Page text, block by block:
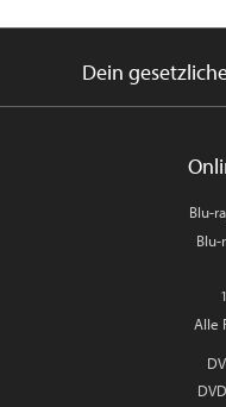
Dein
Blu-
Blu-
Alle